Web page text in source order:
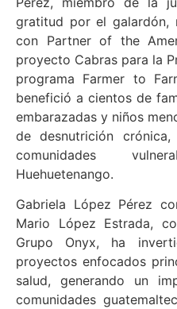
gratitud por el galardón,
con Partner of the
proyecto Cabras para la
programa Farmer to
benefició a cientos de
embarazadas y niños
de desnutrición
comunidades
Huehuetenango.
Gabriela López Pérez
Mario López Estrada,
Grupo Onyx, ha
proyectos enfocados
salud, generando un
comunidades